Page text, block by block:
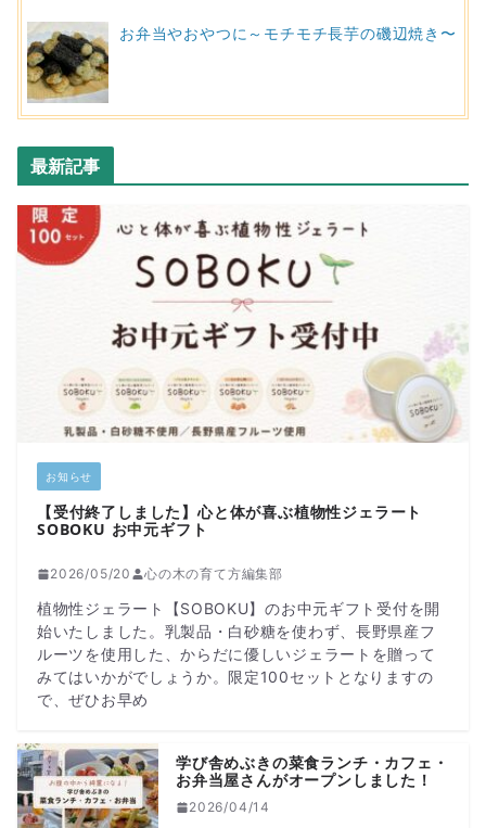
お弁当やおやつに～モチモチ長芋の磯辺焼き〜
最新記事
お知らせ
【受付終了しました】心と体が喜ぶ植物性ジェラート
SOBOKU お中元ギフト
2026/05/20 心の木の育て方編集部
植物性ジェラート【SOBOKU】のお中元ギフト受付を開
始いたしました。乳製品・白砂糖を使わず、長野県産フ
ルーツを使用した、からだに優しいジェラートを贈って
みてはいかがでしょうか。限定100セットとなりますの
で、ぜひお早め
学び舎めぶきの菜食ランチ・カフェ・
お弁当屋さんがオープンしました！
2026/04/14